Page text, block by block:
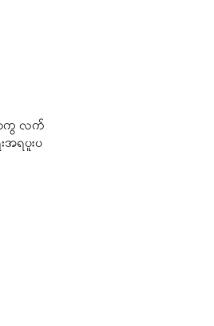
တကွ လက်
ရပူးပ